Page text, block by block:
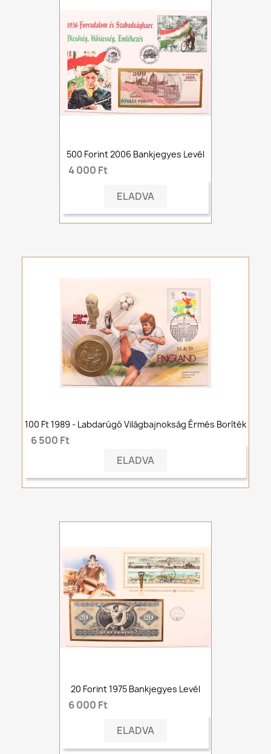
500 Forint 2006 Bankjegyes Levél
4 000 Ft
ELADVA
100 Ft 1989 - Labdarúgó Világbajnokság Érmés Boríték
6 500 Ft
ELADVA
20 Forint 1975 Bankjegyes Levél
6 000 Ft
ELADVA